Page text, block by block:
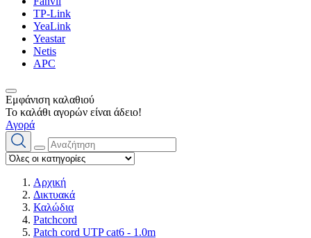
TP-Link
YeaLink
Yeastar
Netis
APC
Εμφάνιση καλαθιού
Το καλάθι αγορών είναι άδειο!
Αγορά
Αρχική
Δικτυακά
Καλώδια
Patchcord
Patch cord UTP cat6 - 1.0m